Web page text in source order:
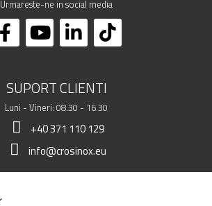
Urmareste-ne in social media
SUPORT CLIENTI
Luni - Vineri: 08.30 - 16.30
+40 371 110 129
info@crosinox.eu